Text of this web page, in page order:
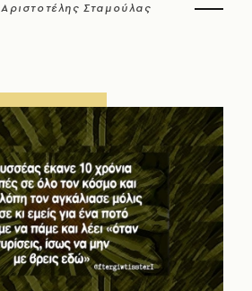
Αριστοτέλης Σταμούλας